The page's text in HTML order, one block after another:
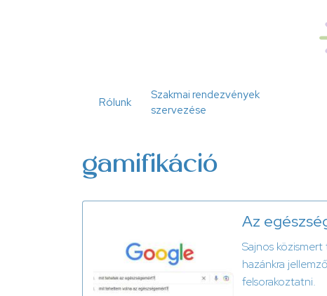
Rólunk
Szakmai rendezvények
szervezése
gamifikáció
Az
Sajnos
hazánkra
felsorakoztatni.